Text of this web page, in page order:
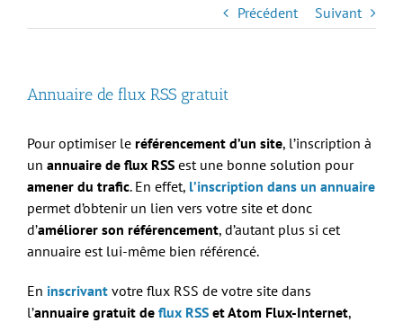
Précédent Suivant
Annuaire de flux RSS gratuit
Pour optimiser le référencement d’un site, l’inscription à
un annuaire de flux RSS est une bonne solution pour
amener du trafic. En effet, l’inscription dans un annuaire
permet d’obtenir un lien vers votre site et donc
d’améliorer son référencement, d’autant plus si cet
annuaire est lui-même bien référencé.
En inscrivant votre flux RSS de votre site dans
l’annuaire gratuit de flux RSS et Atom Flux-Internet,